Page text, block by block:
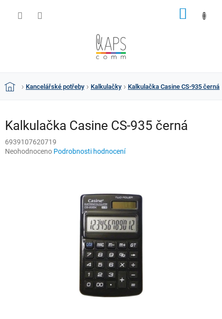
DomůKancelářské potřeby Kalkulačky Kalkulačka Casine CS-935 černá
Kalkulačka Casine CS-935 černá
6939107620719
Průměrné
Neohodnoceno Podrobnosti hodnocení